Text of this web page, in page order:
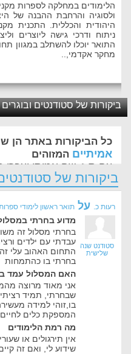
הלימודים במחלקה לספרות
ולסוגיה והרחבת ההבנה של
היהודית והכללית. התכנית
ניתוח ודרכי גישה ליוצרים
התואר יוכלו להשתלב במגוון
מחקר אקדמי,..
ביקורות של סטודנטים ובוגרים
כל הביקורות באתר הן
אמיתיים המזוהים
עם ת.ז, שם אמיתי ועברו
החשוב לנו ביותר באתר
ביקורות של סטודנטים
רעות כ. על תואר ראשון לימודי
סטודנט שנה
שלישית
מדוע בחרתי
בחרתי מסלול זה
עבדתי עם ילדים
התחום האהוב עלי
בחרתי בו כהתמחות
האם המסלול עמד
אני מאוד מרוצה
שבחרתי, תמיד
בו,זוהי למידה
המספקת כלים לחיים.
מה רמת הלימודים
אין תירגולים או
שידוע לי, ואם זה